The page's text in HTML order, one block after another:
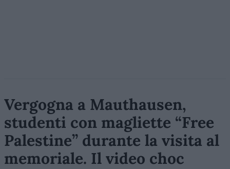
Vergogna a Mauthausen,
studenti con magliette “Free
Palestine” durante la visita al
memoriale. Il video choc